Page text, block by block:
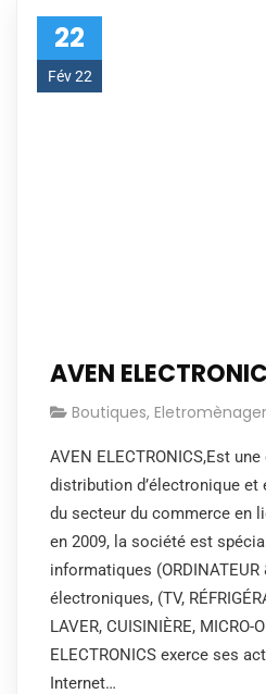
22
Fév 22
AVEN
Boutiques, Eletromènager
AVEN ELECTRONICS,Est
distribution d’électronique et
du secteur du commerce en
en 2009, la société est
informatiques (ORDINATEUR
électroniques, (TV,
LAVER, CUISINIÈRE, MICRO-
ELECTRONICS exerce ses
Internet…